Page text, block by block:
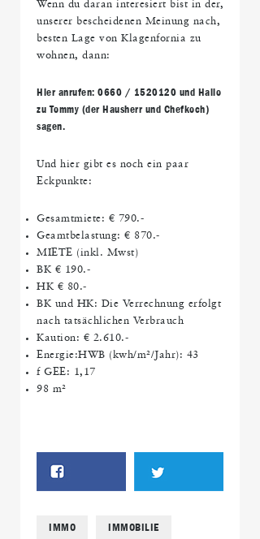
Wenn du daran interesiert bist in der,
unserer bescheidenen Meinung nach,
besten Lage von Klagenfornia zu
wohnen, dann:
Hier anrufen: 0660 / 1520120 und Hallo
zu Tommy (der Hausherr und Chefkoch)
sagen.
Und hier gibt es noch ein paar
Eckpunkte:
Gesamtmiete: € 790.-
Geamtbelastung: € 870.-
MIETE (inkl. Mwst)
BK € 190.-
HK € 80.-
BK und HK: Die Verrechnung erfolgt
nach tatsächlichen Verbrauch
Kaution: € 2.610.-
Energie:HWB (kwh/m²/Jahr): 43
f GEE: 1,17
98 m²
IMMO IMMOBILIE